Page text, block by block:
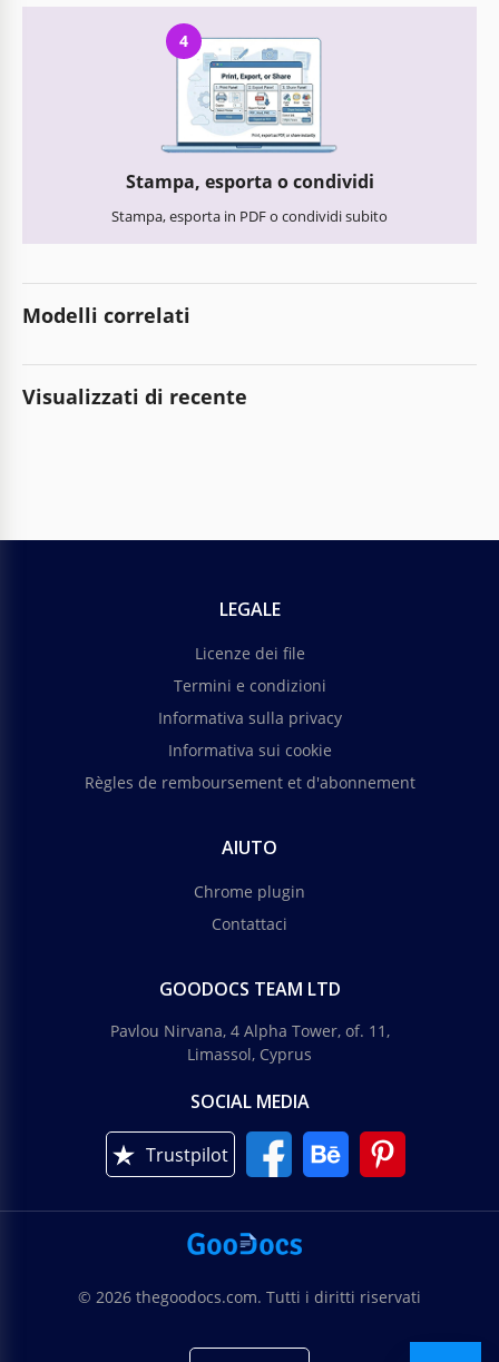
4
Stampa, esporta o condividi
Stampa, esporta in PDF o condividi subito
Modelli correlati
Visualizzati di recente
LEGALE
Licenze dei file
Termini e condizioni
Informativa sulla privacy
Informativa sui cookie
Règles de remboursement et d'abonnement
AIUTO
Chrome plugin
Contattaci
GOODOCS TEAM LTD
Pavlou Nirvana, 4 Alpha Tower, of. 11,
Limassol, Cyprus
SOCIAL MEDIA
Trustpilot
© 2026 thegoodocs.com. Tutti i diritti riservati